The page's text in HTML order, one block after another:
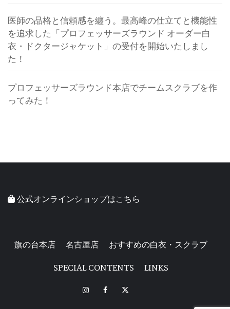
医師の品格と信頼感を纏う。最高峰の仕立てと機能性
を追求した「プロフェッサーズラウンド オーダー白
衣・ドクタージャケット」の受付を開始いたしまし
た！
プロフェッサーズラウンド本店でチームスクラブを作
ってみた！
公式オンラインショップはこちら
旗の台本店 名古屋店 おすすめの白衣・スクラブ
SPECIAL CONTENTS LINKS
INSTAGRAM
FACEBOOK
X